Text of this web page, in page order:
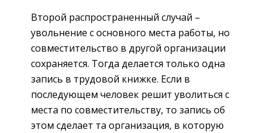
Второй распространенный случай –
увольнение с основного места работы, но
совместительство в другой организации
сохраняется. Тогда делается только одна
запись в трудовой книжке. Если в
последующем человек решит уволиться с
места по совместительству, то запись об
этом сделает та организация, в которую